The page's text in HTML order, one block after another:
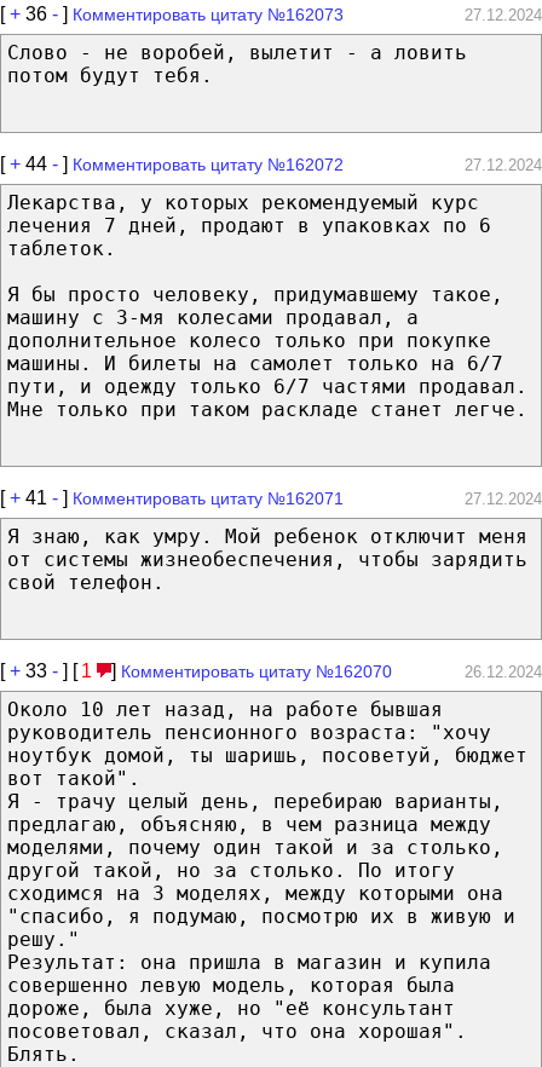
[+ 36 - ] Комментировать цитату №162073 27.12.2024
Слово - не воробей, вылетит - а ловить
потом будут тебя.
[+ 44 - ] Комментировать цитату №162072 27.12.2024
Лекарства, у которых рекомендуемый курс
лечения 7 дней, продают в упаковках по 6
таблеток.
Я бы просто человеку, придумавшему такое,
машину с 3-мя колесами продавал, а
дополнительное колесо только при покупке
машины. И билеты на самолет только на 6/7
пути, и одежду только 6/7 частями продавал.
Мне только при таком раскладе станет легче.
[+ 41 - ] Комментировать цитату №162071 27.12.2024
Я знаю, как умру. Мой ребенок отключит меня
от системы жизнеобеспечения, чтобы зарядить
свой телефон.
[+ 33 - ] [ 1 ] Комментировать цитату №162070 26.12.2024
Около 10 лет назад, на работе бывшая
руководитель пенсионного возраста: "хочу
ноутбук домой, ты шаришь, посоветуй, бюджет
вот такой".
Я - трачу целый день, перебираю варианты,
предлагаю, объясняю, в чем разница между
моделями, почему один такой и за столько,
другой такой, но за столько. По итогу
сходимся на 3 моделях, между которыми она
"спасибо, я подумаю, посмотрю их в живую и
решу."
Результат: она пришла в магазин и купила
совершенно левую модель, которая была
дороже, была хуже, но "её консультант
посоветовал, сказал, что она хорошая".
Блять.